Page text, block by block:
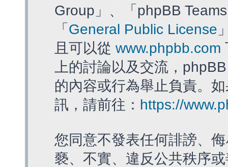
Group」、「phpBB
「 General Public License
且可以從 www.phpbb.com
上的討論以及交流，
的內容或行為舉止負責。
訊，請前往： https://
您同意不發表任何誹謗、
褻、不實、違反公共秩序